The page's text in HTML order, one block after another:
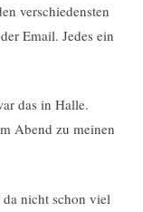
verschiedensten
Email. Jedes ein
das in Halle.
Abend zu meinen
nicht schon viel